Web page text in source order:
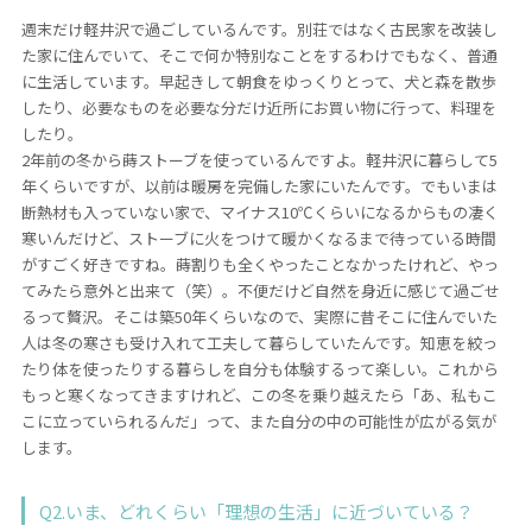
ご契約者さま限定サ
会社紹介
コラム
ご案内
お知らせ
家事スタッフ募集
働く仲間インタビュー
お問い合わせ
週末だけ軽井沢で過ごしているんです。別荘ではなく古民家を改装し
た家に住んでいて、そこで何か特別なことをするわけでもなく、普通
に生活しています。早起きして朝食をゆっくりとって、犬と森を散歩
したり、必要なものを必要な分だけ近所にお買い物に行って、料理を
したり。
2年前の冬から蒔ストーブを使っているんですよ。軽井沢に暮らして5
年くらいですが、以前は暖房を完備した家にいたんです。でもいまは
断熱材も入っていない家で、マイナス10℃くらいになるからもの凄く
寒いんだけど、ストーブに火をつけて暖かくなるまで待っている時間
がすごく好きですね。蒔割りも全くやったことなかったけれど、やっ
てみたら意外と出来て（笑）。不便だけど自然を身近に感じて過ごせ
るって贅沢。そこは築50年くらいなので、実際に昔そこに住んでいた
人は冬の寒さも受け入れて工夫して暮らしていたんです。知恵を絞っ
たり体を使ったりする暮らしを自分も体験するって楽しい。これから
もっと寒くなってきますけれど、この冬を乗り越えたら「あ、私もこ
こに立っていられるんだ」って、また自分の中の可能性が広がる気が
します。
Q2.いま、どれくらい「理想の生活」に近づいている？